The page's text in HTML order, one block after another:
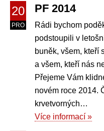
20
PRO
PF 2014
Rádi bychom
podstoupili v
buněk, všem, kteří
a všem, kteří nás
Přejeme Vám
novém roce 2014.
krvetvorných…
Více informací »